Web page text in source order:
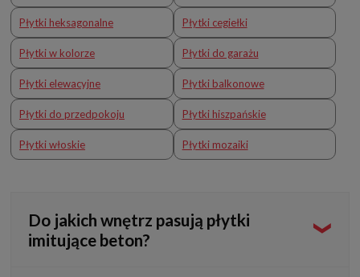
Płytki heksagonalne Płytki cegiełki
Płytki w kolorze Płytki do garażu
Płytki elewacyjne Płytki balkonowe
Płytki do przedpokoju Płytki hiszpańskie
Płytki włoskie Płytki mozaiki
Do jakich wnętrz pasują płytki
imitujące beton?